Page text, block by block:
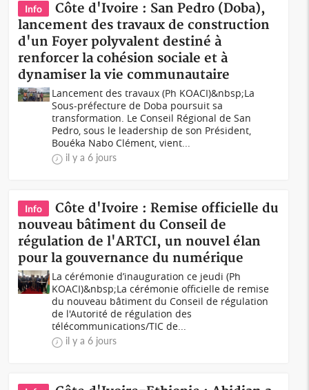
Info
Côte d'Ivoire : San Pedro (Doba),
lancement des travaux de construction
d'un Foyer polyvalent destiné à
renforcer la cohésion sociale et à
dynamiser la vie communautaire
Lancement des travaux (Ph KOACI)&nbsp;La
Sous-préfecture de Doba poursuit sa
transformation. Le Conseil Régional de San
Pedro, sous le leadership de son Président,
Bouéka Nabo Clément, vient...
il y a 6 jours
Info
Côte d'Ivoire : Remise officielle du
nouveau bâtiment du Conseil de
régulation de l'ARTCI, un nouvel élan
pour la gouvernance du numérique
La cérémonie d’inauguration ce jeudi (Ph
KOACI)&nbsp;La cérémonie officielle de remise
du nouveau bâtiment du Conseil de régulation
de l'Autorité de régulation des
télécommunications/TIC de...
il y a 6 jours